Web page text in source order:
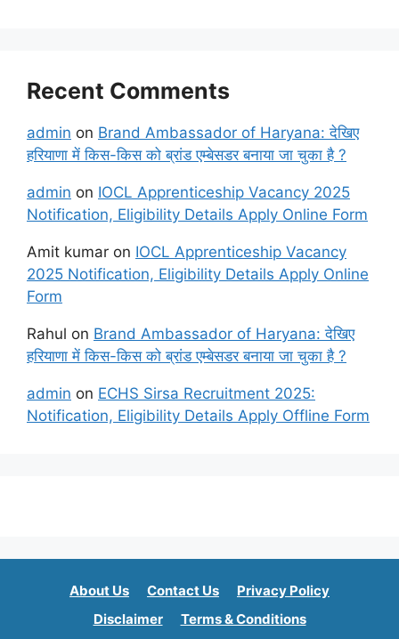
Recent Comments
admin on Brand Ambassador of Haryana: देखिए
हरियाणा में किस-किस को ब्रांड एम्बेसडर बनाया जा चुका है ?
admin on IOCL Apprenticeship Vacancy 2025
Notification, Eligibility Details Apply Online Form
Amit kumar on IOCL Apprenticeship Vacancy
2025 Notification, Eligibility Details Apply Online
Form
Rahul on Brand Ambassador of Haryana: देखिए
हरियाणा में किस-किस को ब्रांड एम्बेसडर बनाया जा चुका है ?
admin on ECHS Sirsa Recruitment 2025:
Notification, Eligibility Details Apply Offline Form
About Us Contact Us
Privacy Policy
Disclaimer
Terms & Conditions